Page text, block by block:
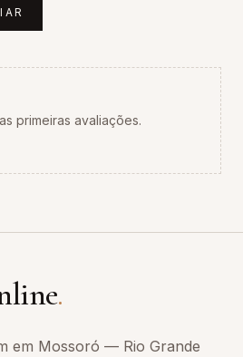
primeiras avaliações.
.
em Mossoró — Rio Grande